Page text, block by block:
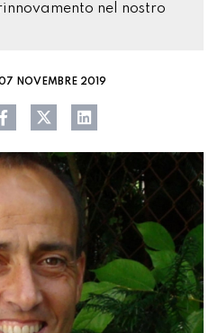
nel nostro
NOVEMBRE 2019